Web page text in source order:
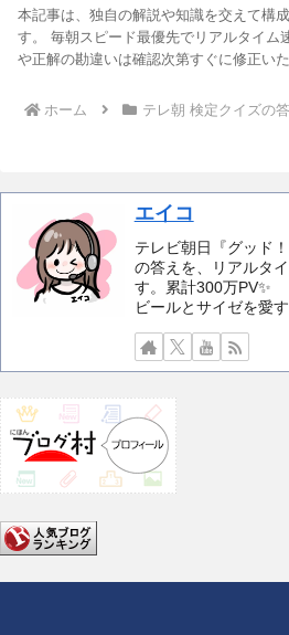
本記事は、独自の解説や知識を交えて構
す。 毎朝スピード最優先でリアルタイム
や正解の勘違いは確認次第すぐに修正いた
ホーム テレ朝 検定クイズの答
エイコ
テレビ朝日『グッド
の答えを、リアルタ
す。累計300万PV✨️
ビールとサイゼを愛